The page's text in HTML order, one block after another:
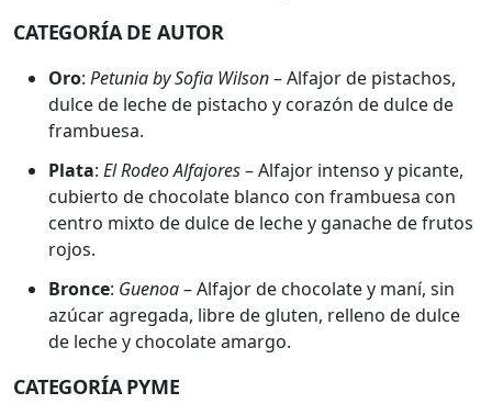
CATEGORÍA DE AUTOR
Oro: Petunia by Sofia Wilson– Alfajor de pistachos,
dulce de leche de pistacho y corazón de dulce de
frambuesa.
Plata: El Rodeo Alfajores– Alfajor intenso y picante,
cubierto de chocolate blanco con frambuesa con
centro mixto de dulce de leche y ganache de frutos
rojos.
Bronce: Guenoa– Alfajor de chocolate y maní, sin
azúcar agregada, libre de gluten, relleno de dulce
de leche y chocolate amargo.
CATEGORÍA PYME